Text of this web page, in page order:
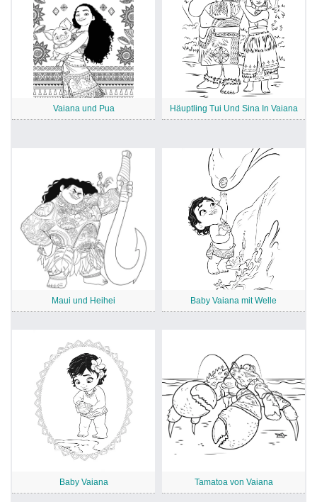
Vaiana und Pua Häuptling Tui Und Sina In Vaiana
Maui und Heihei Baby Vaiana mit Welle
Baby Vaiana Tamatoa von Vaiana